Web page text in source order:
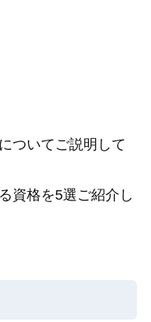
ついてご説明して
資格を5選ご紹介し